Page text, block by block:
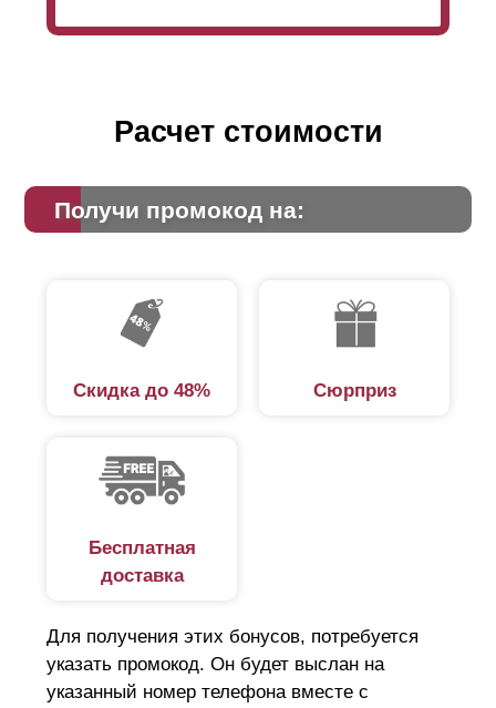
Расчет стоимости
Получи промокод на:
Скидка до 48% Сюрприз
Бесплатная
доставка
Для получения этих бонусов, потребуется
указать промокод. Он будет выслан на
указанный номер телефона вместе с